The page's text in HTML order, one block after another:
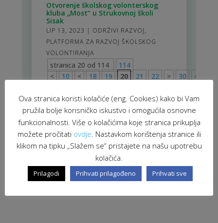
Otvorenje školskog volonterskog
kluba „Most“ u Strukovnoj školi
Sisak
LIP 13, 2023 | ODRŽIVI RAZVOJ,
PLATFORMA ZA RAZVOJ ŠKOLSKOG
VOLONTIRANJA
stranica 20 od 114
114
<
10 < 18 19 20 21 22 > 30 40
Ova stranica koristi kolačiće (eng. Cookies) kako bi Vam
pružila bolje korisničko iskustvo i omogućila osnovne
funkcionalnosti. Više o kolačićima koje stranica prikuplja
možete pročitati ovdje. Nastavkom korištenja stranice ili
klikom na tipku „Slažem se“ pristajete na našu upotrebu
kolačića.
Prilagodi Prihvati prilagođeno Prihvati sve